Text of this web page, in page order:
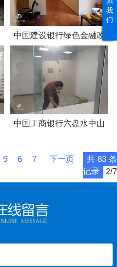
中国建设银行绿色金融改
革创新试验区支行
中国工商银行六盘水中山
5 6 7 下一页
共 83 条
记录
2/7
我
们